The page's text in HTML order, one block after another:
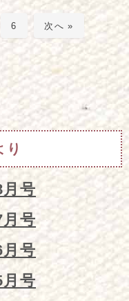
6 次へ »
り
号
号
号
号